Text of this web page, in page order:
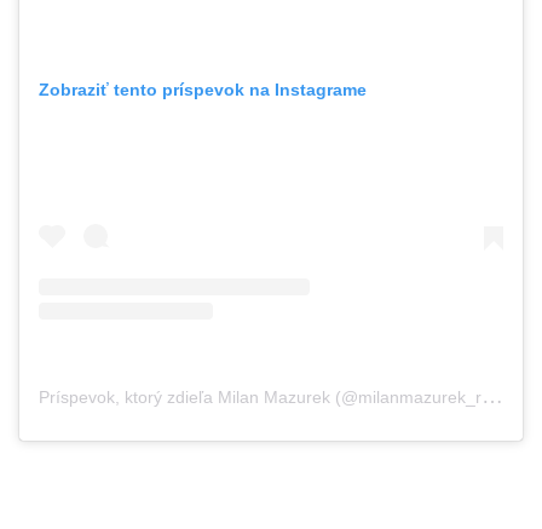
Zobraziť tento príspevok na Instagrame
P
ríspevok, ktorý zdieľa Milan Mazurek (@milanmazurek_republika)